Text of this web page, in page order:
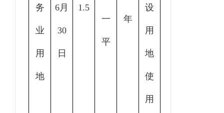
务
业
用
地
6月
30
日
1.5
一
平
年
设
用
地
使
用